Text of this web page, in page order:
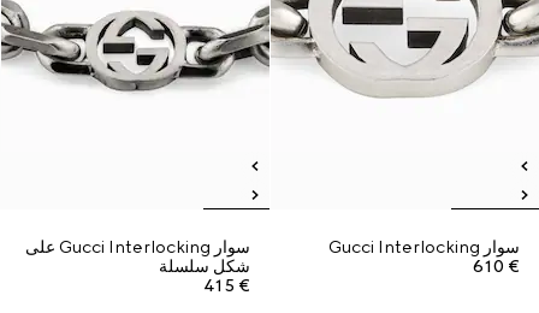
سوار Gucci Interlocking
€ 610
سوار Gucci Interlocking على
شكل سلسلة
€ 415